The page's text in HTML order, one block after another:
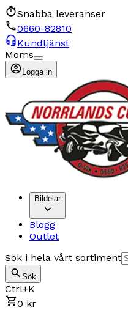
Snabba leveranser
0660-82810
Kundtjänst
Moms
Logga in
Bildelar
Blogg
Outlet
Sök i hela vårt sortiment
Sök
Ctrl+K
0 kr